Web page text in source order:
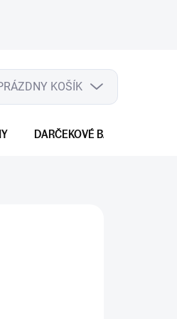
NÁKUPNÝ
KOŠÍK
KOŠÍK
DARČEKOVÉ BALENIA